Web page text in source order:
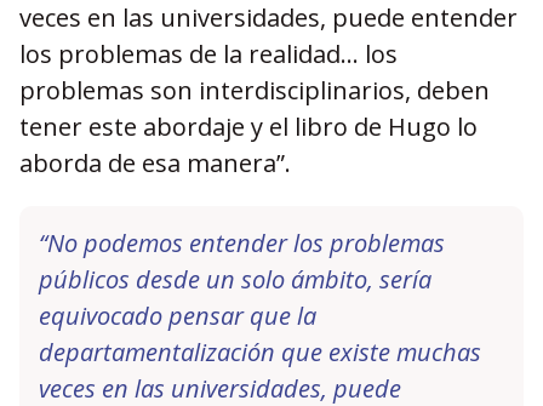
veces en las universidades, puede entender
los problemas de la realidad… los
problemas son interdisciplinarios, deben
tener este abordaje y el libro de Hugo lo
aborda de esa manera”.
“No podemos entender los problemas
públicos desde un solo ámbito, sería
equivocado pensar que la
departamentalización que existe muchas
veces en las universidades, puede